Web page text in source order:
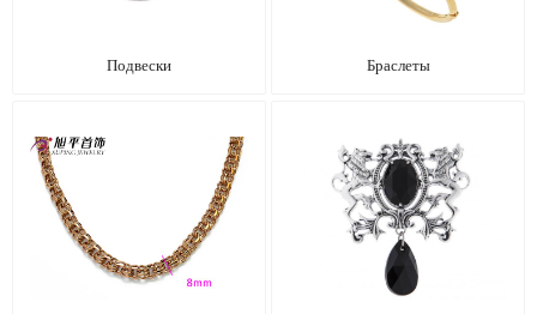
Подвески Браслеты